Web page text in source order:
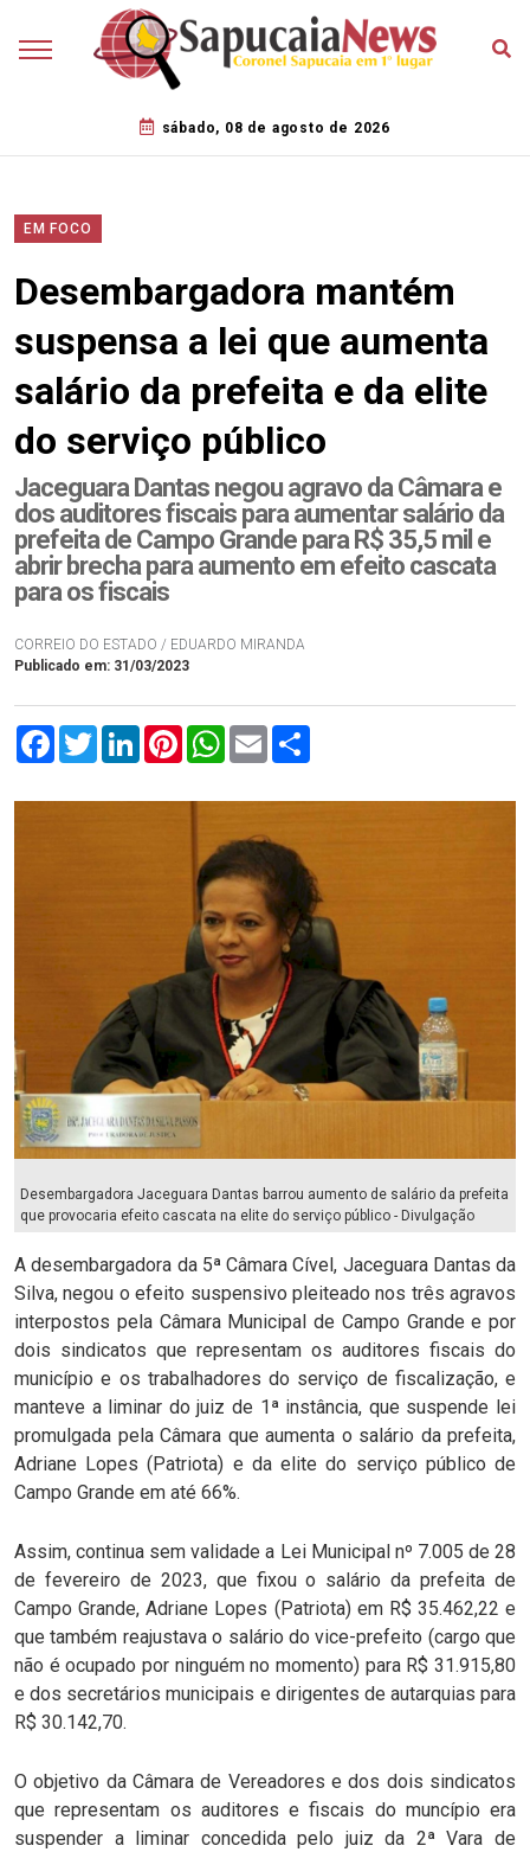
sábado, 08 de agosto de 2026
EM FOCO
Desembargadora mantém
suspensa a lei que aumenta
salário da prefeita e da elite
do serviço público
Jaceguara Dantas negou agravo da Câmara e
dos auditores fiscais para aumentar salário da
prefeita de Campo Grande para R$ 35,5 mil e
abrir brecha para aumento em efeito cascata
para os fiscais
CORREIO DO ESTADO / EDUARDO MIRANDA
Publicado em: 31/03/2023
FacebookTwitterLinkedInPinterestWhatsApp
Email
Desembargadora Jaceguara Dantas barrou aumento de salário da prefeita
que provocaria efeito cascata na elite do serviço público - Divulgação
A desembargadora da 5ª Câmara Cível, Jaceguara Dantas da
Silva, negou o efeito suspensivo pleiteado nos três agravos
interpostos pela Câmara Municipal de Campo Grande e por
dois sindicatos que representam os auditores fiscais do
município e os trabalhadores do serviço de fiscalização, e
manteve a liminar do juiz de 1ª instância, que suspende lei
promulgada pela Câmara que aumenta o salário da prefeita,
Adriane Lopes (Patriota) e da elite do serviço público de
Campo Grande em até 66%.
Assim, continua sem validade a Lei Municipal nº 7.005 de 28
de fevereiro de 2023, que fixou o salário da prefeita de
Campo Grande, Adriane Lopes (Patriota) em R$ 35.462,22 e
que também reajustava o salário do vice-prefeito (cargo que
não é ocupado por ninguém no momento) para R$ 31.915,80
e dos secretários municipais e dirigentes de autarquias para
R$ 30.142,70.
O objetivo da Câmara de Vereadores e dos dois sindicatos
que representam os auditores e fiscais do muncípio era
suspender a liminar concedida pelo juiz da 2ª Vara de